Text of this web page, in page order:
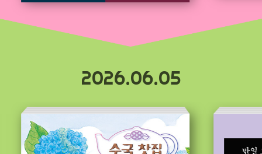
2026.06.05